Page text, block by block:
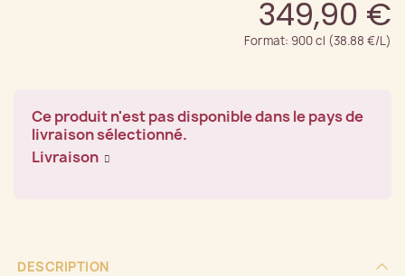
349,90 €
Format: 900 cl (38.88 €/L)
Ce produit n'est pas disponible dans le pays de
livraison sélectionné.
Livraison
DESCRIPTION